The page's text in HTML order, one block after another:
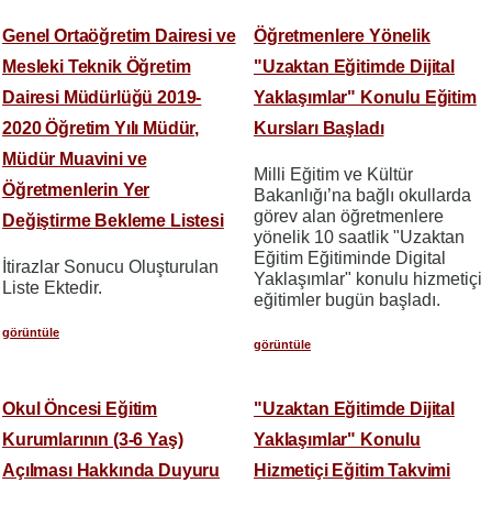
Genel Ortaöğretim Dairesi ve
Mesleki Teknik Öğretim
Dairesi Müdürlüğü 2019-
2020 Öğretim Yılı Müdür,
Müdür Muavini ve
Öğretmenlerin Yer
Değiştirme Bekleme Listesi
İtirazlar Sonucu Oluşturulan
Liste Ektedir.
görüntüle
Öğretmenlere Yönelik
"Uzaktan Eğitimde Dijital
Yaklaşımlar" Konulu Eğitim
Kursları Başladı
Milli Eğitim ve Kültür
Bakanlığı’na bağlı okullarda
görev alan öğretmenlere
yönelik 10 saatlik "Uzaktan
Eğitim Eğitiminde Digital
Yaklaşımlar" konulu hizmetiçi
eğitimler bugün başladı.
görüntüle
Okul Öncesi Eğitim
Kurumlarının (3-6 Yaş)
Açılması Hakkında Duyuru
"Uzaktan Eğitimde Dijital
Yaklaşımlar" Konulu
Hizmetiçi Eğitim Takvimi